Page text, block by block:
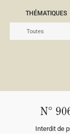
THÉMATIQUES
N°
Interdit de